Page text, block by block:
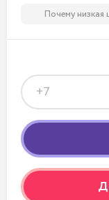
Почему низкая